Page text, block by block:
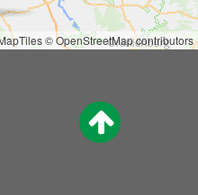
© OpenStreetMap contributors